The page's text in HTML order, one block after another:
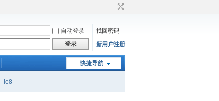
自动登录
找回密码
登录 新用户注册
快捷导航
ie8